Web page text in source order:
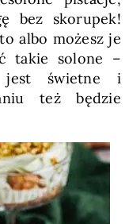
bez skorupek!
albo możesz je
takie solone –
jest świetne i
też będzie